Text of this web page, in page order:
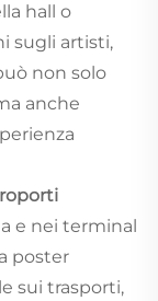
hall o
sugli artisti,
non solo
anche
e nei terminal
poster
sui trasporti,